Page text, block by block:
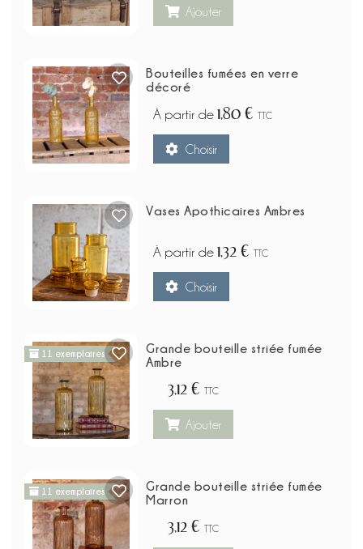
Ajouter
Bouteilles fumées en verre
décoré
À partir de 1,80 € TTC
Choisir
Vases Apothicaires Ambres
À partir de 1,32 € TTC
Choisir
11 exemplaires
Grande bouteille striée fumée
Ambre
3,12 € TTC
Ajouter
11 exemplaires
Grande bouteille striée fumée
Marron
3,12 € TTC